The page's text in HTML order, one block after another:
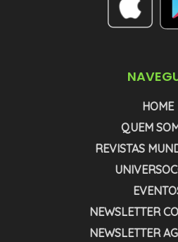
HOME
QUEM
REVISTAS
NEWSLETTER
NEWSLETTER